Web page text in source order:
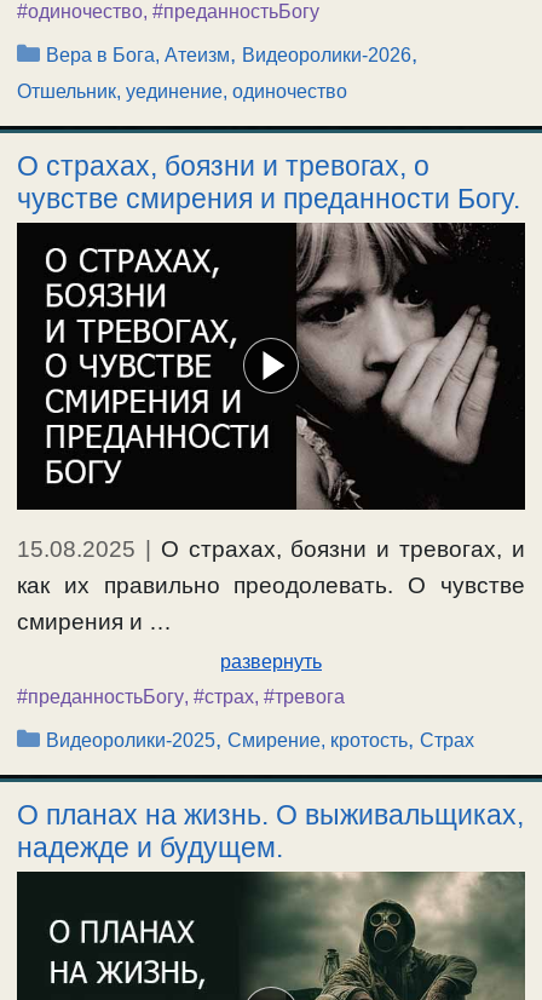
#одиночество, #преданностьБогу
Рубрики
Вера в Бога, Атеизм, Видеоролики-2026,
Отшельник, уединение, одиночество
О страхах, боязни и тревогах, о
чувстве смирения и преданности Богу.
15.08.2025
О страхах, боязни и тревогах, и
как их правильно преодолевать. О чувстве
смирения и …
развернуть
#преданностьБогу, #страх, #тревога
Рубрики
Видеоролики-2025,Смирение, кротость,Страх
О планах на жизнь. О выживальщиках,
надежде и будущем.